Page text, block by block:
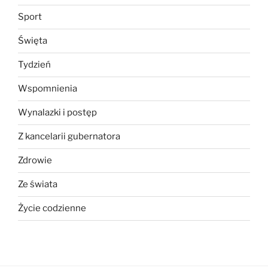
Sport
Święta
Tydzień
Wspomnienia
Wynalazki i postęp
Z kancelarii gubernatora
Zdrowie
Ze świata
Życie codzienne